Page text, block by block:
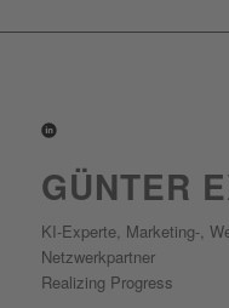
GÜNTER
KI-Experte, Marketing-,
Netzwerkpartner
Realizing Progress